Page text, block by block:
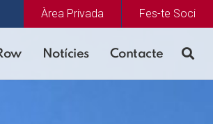
Àrea Privada Fes-te Soci
Notícies Contacte